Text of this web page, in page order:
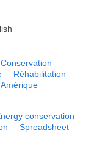
Conservation
Réhabilitation
Amérique
conservation
Spreadsheet